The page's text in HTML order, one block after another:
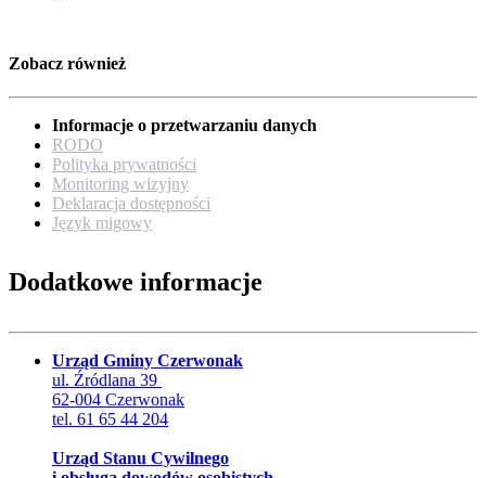
Zobacz również
Informacje o przetwarzaniu danych
RODO
Polityka prywatności
Monitoring wizyjny
Deklaracja dostępności
Język migowy
Dodatkowe informacje
Urząd Gminy Czerwonak
ul. Źródlana 39
62-004 Czerwonak
tel. 61 65 44 204
Urząd Stanu Cywilnego